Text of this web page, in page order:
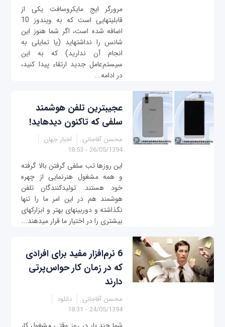
مرورگر ایج مایکروسافت یکی از
قابلیت‎هایی است که به ویندوز 10
اضافه شده است، اگر شما هنوز این
شانس را نداشته‎اید (یا تمایلی به
انجام آن ندارید) که به این
سیستم‌عامل جدید ارتقاء پیدا کنید،
در ادامه...
عجیب‎ترین تلفن هوشمند
سلفی که تاکنون دیده‎اید!
محسن آقاجانی
اخبار جهان
26/05/1394 - 18:53
این روزها تب سلفی گرفتن بالا گرفته
و همه مشغول هنرنمایی از چهره
خود هستند. تولیدکنندگان تلفن
هوشمند هم در این امر ما را تنها
نگذاشته و دوربين‎های بهتر و ابزارک‎های
بیشتری را در اختیار ما قرار می‎دهند...
6 نرم‌افزار مفید برای افرادی
که در زمان کار حواس‌پرتی
دارند
محسن آقاجانی
دانلود
24/05/1394 - 18:31